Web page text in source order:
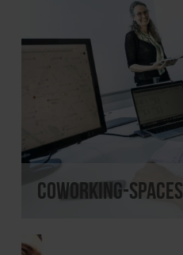
Coworking-Spaces